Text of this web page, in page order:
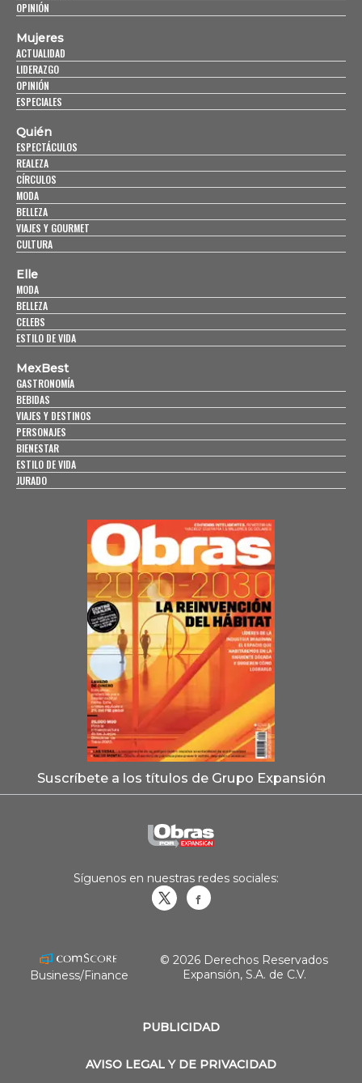
OPINIÓN
Mujeres
ACTUALIDAD
LIDERAZGO
OPINIÓN
ESPECIALES
Quién
ESPECTÁCULOS
REALEZA
CÍRCULOS
MODA
BELLEZA
VIAJES Y GOURMET
CULTURA
Elle
MODA
BELLEZA
CELEBS
ESTILO DE VIDA
MexBest
GASTRONOMÍA
BEBIDAS
VIAJES Y DESTINOS
PERSONAJES
BIENESTAR
ESTILO DE VIDA
JURADO
Suscríbete a los títulos de Grupo Expansión
PUBLICIDAD
AVISO LEGAL Y DE PRIVACIDAD
Síguenos en nuestras redes sociales:
Business/Finance
© 2026 Derechos Reservados
Expansión, S.A. de C.V.